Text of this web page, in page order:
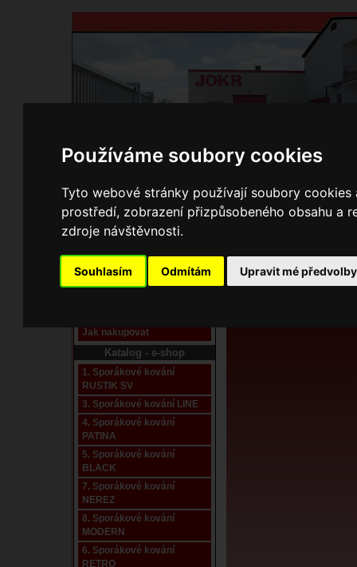
Používáme soubory cookies
Tyto webové stránky používají soubory
prostředí, zobrazení přizpůsobeného obsahu a
zdroje návštěvnosti.
Souhlasím Odmítám Upravit mé předvolby
Domů Kontakty Přihlášení Ke
Pracoviště laser
Nové pracoviště firmy
Jak nakupovat
Katalog - e-shop
1. Sporákové kování
RUSTIK SV
3. Sporákové kování LINE
4. Sporákové kování
PATINA
5. Sporákové kování
BLACK
7. Sporákové kování
NEREZ
8. Sporákové kování
MODERN
6. Sporákové kování
RETRO
E-shop JOKR
01113420 Šťít